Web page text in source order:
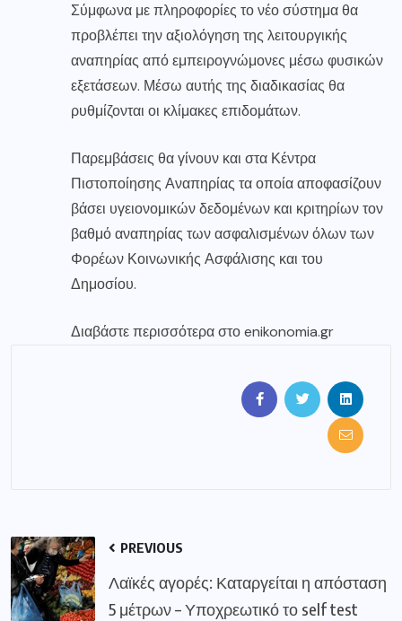
Σύμφωνα με πληροφορίες το νέο σύστημα θα
προβλέπει την αξιολόγηση της λειτουργικής
αναπηρίας από εμπειρογνώμονες μέσω φυσικών
εξετάσεων. Μέσω αυτής της διαδικασίας θα
ρυθμίζονται οι κλίμακες επιδομάτων.
Παρεμβάσεις θα γίνουν και στα Κέντρα
Πιστοποίησης Αναπηρίας τα οποία αποφασίζουν
βάσει υγειονομικών δεδομένων και κριτηρίων τον
βαθμό αναπηρίας των ασφαλισμένων όλων των
Φορέων Κοινωνικής Ασφάλισης και του
Δημοσίου.
Διαβάστε περισσότερα στοenikonomia.gr
PREVIOUS
Λαϊκές αγορές: Καταργείται η απόσταση
5 μέτρων – Υποχρεωτικό το self test